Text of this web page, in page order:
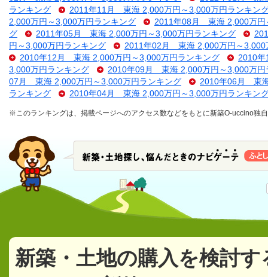
ランキング
2011年11月 東海 2,000万円～3,000万円ランキン
2,000万円～3,000万円ランキング
2011年08月 東海 2,000万円
グ
2011年05月 東海 2,000万円～3,000万円ランキング
円～3,000万円ランキング
2011年02月 東海 2,000万円～3,000
2010年12月 東海 2,000万円～3,000万円ランキング
2010
3,000万円ランキング
2010年09月 東海 2,000万円～3,000万円
07月 東海 2,000万円～3,000万円ランキング
2010年06月 東
ランキング
2010年04月 東海 2,000万円～3,000万円ランキン
※このランキングは、掲載ページへのアクセス数などをもとに新築O-uccino独
新築・土地の購入を検討